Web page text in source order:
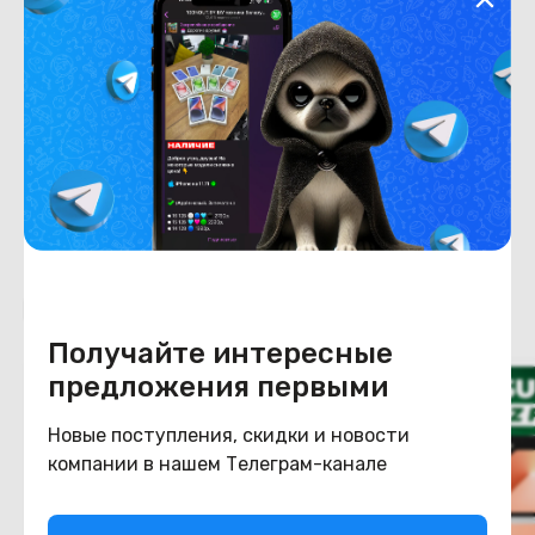
Получайте интересные
предложения первыми
Новые поступления, скидки и новости
компании в нашем Телеграм-канале
Емкость накопителя 512
Конструкция
Цвет черный